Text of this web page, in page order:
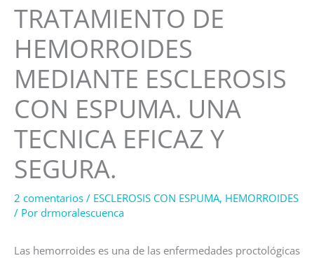
TRATAMIENTO DE
HEMORROIDES
MEDIANTE ESCLEROSIS
CON ESPUMA. UNA
TECNICA EFICAZ Y
SEGURA.
2 comentarios / ESCLEROSIS CON ESPUMA, HEMORROIDES
/ Por drmoralescuenca
Las hemorroides es una de las enfermedades proctológicas